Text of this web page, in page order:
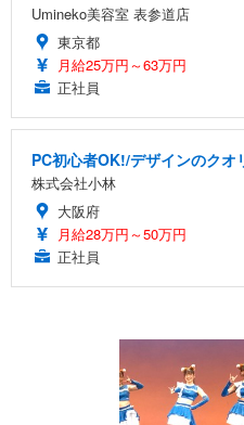
Umineko美容室 表参道店
東京都
月給25万円～63万円
正社員
PC初心者OK!/デザインのク
株式会社小林
大阪府
月給28万円～50万円
正社員